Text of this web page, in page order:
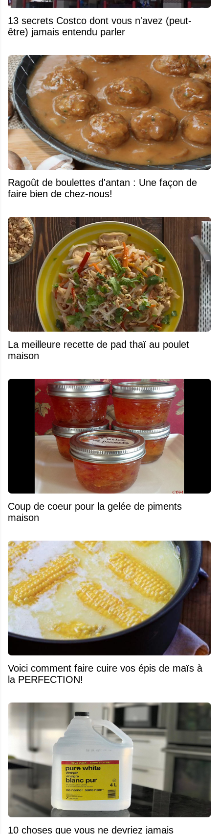
13 secrets Costco dont vous n'avez (peut-
être) jamais entendu parler
Ragoût de boulettes d'antan : Une façon de
faire bien de chez-nous!
La meilleure recette de pad thaï au poulet
maison
Coup de coeur pour la gelée de piments
maison
Voici comment faire cuire vos épis de maïs à
la PERFECTION!
10 choses que vous ne devriez jamais